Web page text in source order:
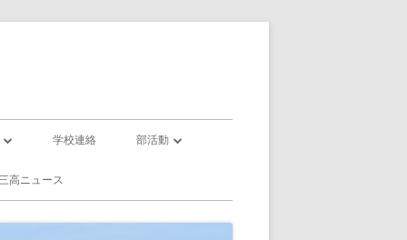
学校連絡 部活動
高ニュース